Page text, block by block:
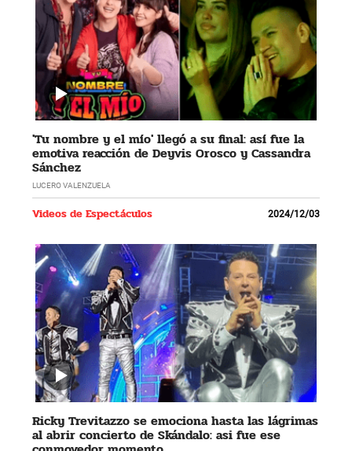
'Tu nombre y el mío' llegó a su final: así fue la
emotiva reacción de Deyvis Orosco y Cassandra
Sánchez
LUCERO VALENZUELA
Videos de Espectáculos 2024/12/03
Ricky Trevitazzo se emociona hasta las lágrimas
al abrir concierto de Skándalo: asi fue ese